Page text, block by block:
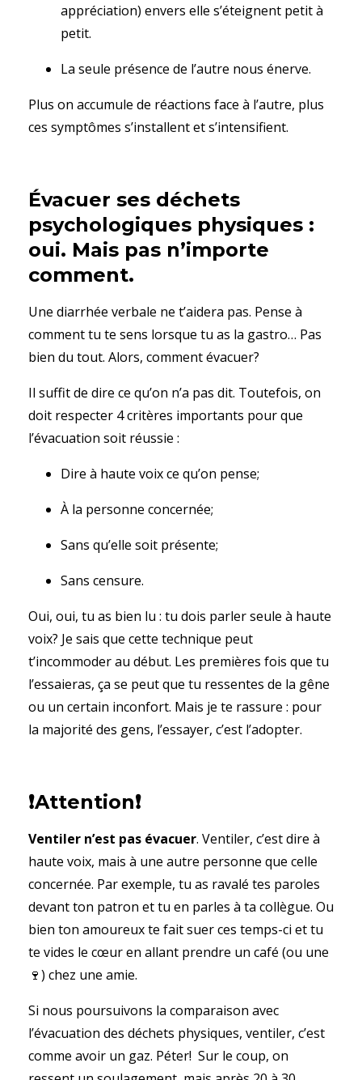
appréciation) envers elle s’éteignent petit à
petit.
La seule présence de l’autre nous énerve.
Plus on accumule de réactions face à l’autre, plus
ces symptômes s’installent et s’intensifient.
Évacuer ses déchets
psychologiques physiques :
oui. Mais pas n’importe
comment.
Une diarrhée verbale ne t’aidera pas. Pense à
comment tu te sens lorsque tu as la gastro… Pas
bien du tout. Alors, comment évacuer?
Il suffit de dire ce qu’on n’a pas dit. Toutefois, on
doit respecter 4 critères importants pour que
l’évacuation soit réussie :
Dire à haute voix ce qu’on pense;
À la personne concernée;
Sans qu’elle soit présente;
Sans censure.
Oui, oui, tu as bien lu : tu dois parler seule à haute
voix? Je sais que cette technique peut
t’incommoder au début. Les premières fois que tu
l’essaieras, ça se peut que tu ressentes de la gêne
ou un certain inconfort. Mais je te rassure : pour
la majorité des gens, l’essayer, c’est l’adopter.
❗️Attention❗️
Ventiler n’est pas évacuer. Ventiler, c’est dire à
haute voix, mais à une autre personne que celle
concernée. Par exemple, tu as ravalé tes paroles
devant ton patron et tu en parles à ta collègue. Ou
bien ton amoureux te fait suer ces temps-ci et tu
te vides le cœur en allant prendre un café (ou une
🍷) chez une amie.
Si nous poursuivons la comparaison avec
l’évacuation des déchets physiques, ventiler, c’est
comme avoir un gaz. Péter! Sur le coup, on